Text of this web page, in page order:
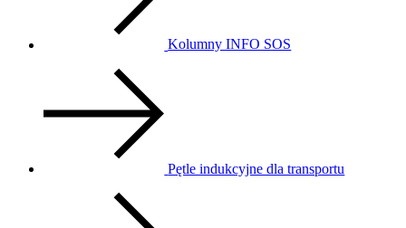
Kolumny INFO SOS
Pętle indukcyjne dla transportu